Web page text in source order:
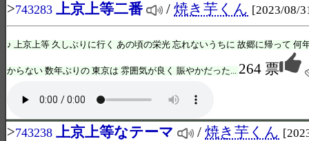
>743283 上京上等二番 / 焼き芋くん [2023/08/
♪ 上京上等 久しぶりに行く あの頃の栄光 忘れないうちに 故郷に帰って 何
からない 数年ぶりの 東京は 雰囲気が良く 賑やかだった... 264 票
>743238 上京上等なテーマ / 焼き芋くん